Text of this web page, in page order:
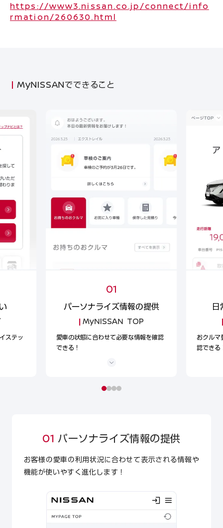
https://www3.nissan.co.jp/connect/info
rmation/260630.html
MyNISSANでできること
ステッ
01
パーソナライズ情報の提供
MyNISSAN TOP
愛車の状態に合わせて必要な情報を確認
できる！
日
おクルマ
認できる
01 パーソナライズ情報の提供
お客様の愛車の利用状況に合わせて表示される情報や
機能が使いやすく進化します！